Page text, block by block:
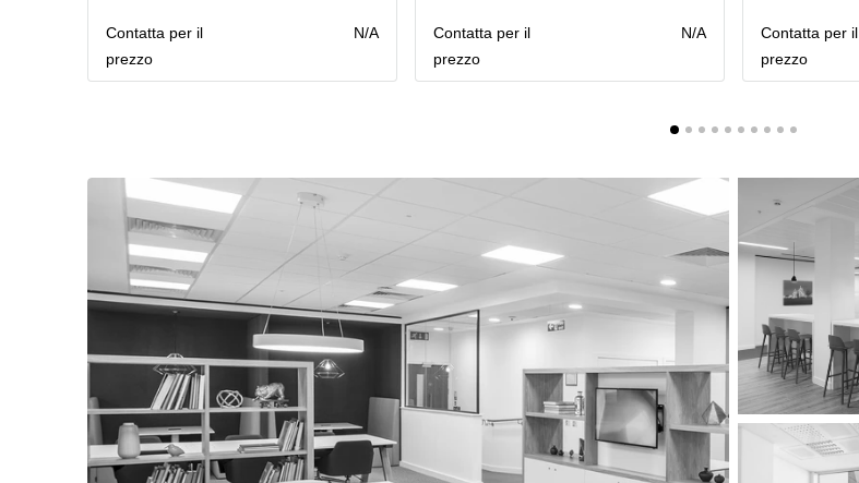
Сontatta per il
prezzo
N/A
Сontatta per il
prezzo
N/A
Сontatta per il
prezzo